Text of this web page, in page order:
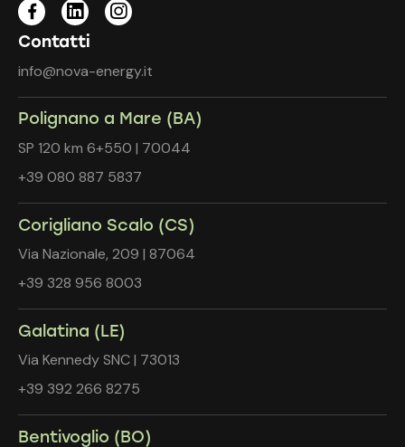
Contatti
info@nova-energy.it
Polignano a Mare (BA)
SP 120 km 6+550 | 70044
+39 080 887 5837
Corigliano Scalo (CS)
Via Nazionale, 209 | 87064
+39 328 956 8003
Galatina (LE)
Via Kennedy SNC | 73013
+39 392 266 8275
Bentivoglio (BO)